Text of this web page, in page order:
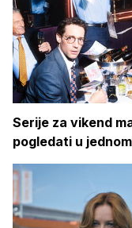
Serije za vikend
pogledati u